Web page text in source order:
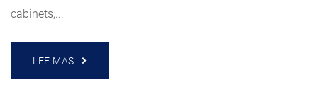
cabinets,...
LEE MAS